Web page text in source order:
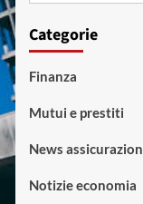
Categorie
Finanza
Mutui e prestiti
News
Notizie economia